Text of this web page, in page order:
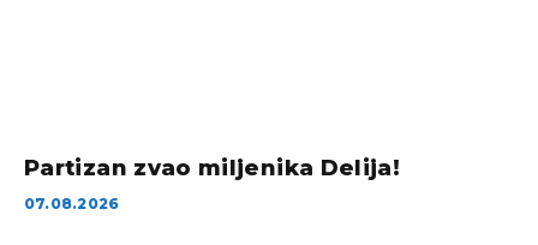
Partizan zvao miljenika Delija!
07.08.2026